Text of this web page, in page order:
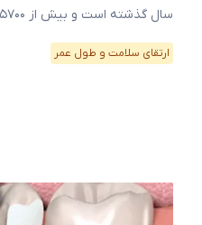
سال گذشته است و بیش از ۵۷۰۰ نفر را […]
ارتقای سلامت و طول عمر